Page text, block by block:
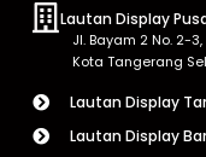
Lautan Display
Jl. Bayam 2 No. 2-
Kota Tangerang
Lautan Display
Lautan Display